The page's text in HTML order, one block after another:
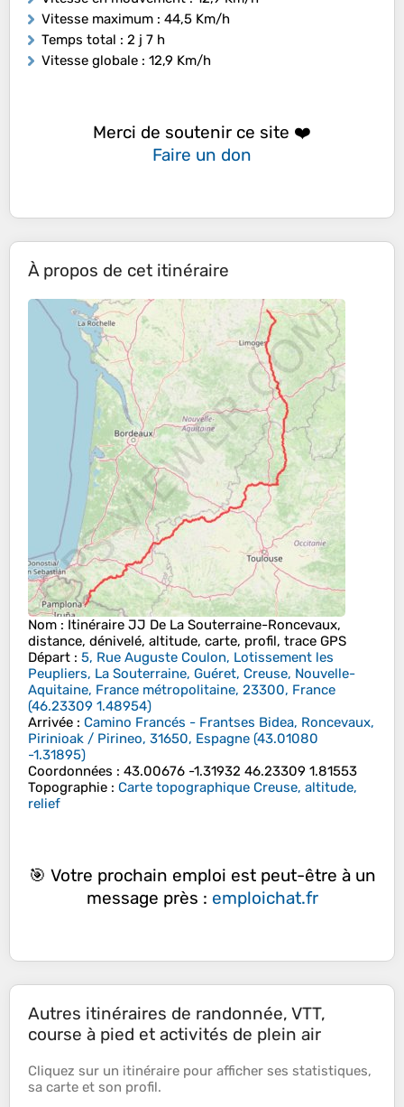
Vitesse maximum : 44,5 Km/h
Temps total : 2 j 7 h
Vitesse globale : 12,9 Km/h
Merci de soutenir ce site ❤️
Faire un don
À propos de cet itinéraire
Nom : Itinéraire JJ De La Souterraine-Roncevaux,
distance, dénivelé, altitude, carte, profil, trace GPS
Départ : 5, Rue Auguste Coulon, Lotissement les
Peupliers, La Souterraine, Guéret, Creuse, Nouvelle-
Aquitaine, France métropolitaine, 23300, France
(46.23309 1.48954)
Arrivée : Camino Francés - Frantses Bidea, Roncevaux,
Pirinioak / Pirineo, 31650, Espagne (43.01080
-1.31895)
Coordonnées : 43.00676 -1.31932 46.23309 1.81553
Topographie : Carte topographique Creuse, altitude,
relief
🎯 Votre prochain emploi est peut-être à un
message près : emploichat.fr
Autres itinéraires de randonnée, VTT,
course à pied et activités de plein air
Cliquez sur un itinéraire pour afficher ses statistiques,
sa carte et son profil.